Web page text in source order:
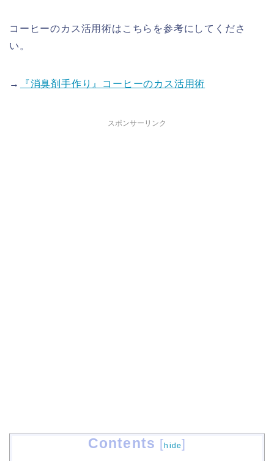
コーヒーのカス活用術はこちらを参考にしてくださ
い。
→ 『消臭剤手作り』コーヒーのカス活用術
スポンサーリンク
Contents [hide]